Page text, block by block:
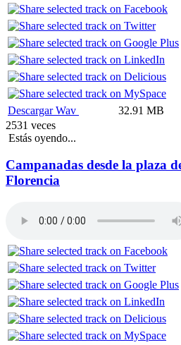
Descargar Wav
32.91 MB
2531 veces
Estás oyendo...
Campanadas desde la plaza
Florencia